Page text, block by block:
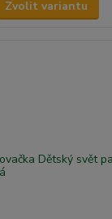
Zvolit variantu